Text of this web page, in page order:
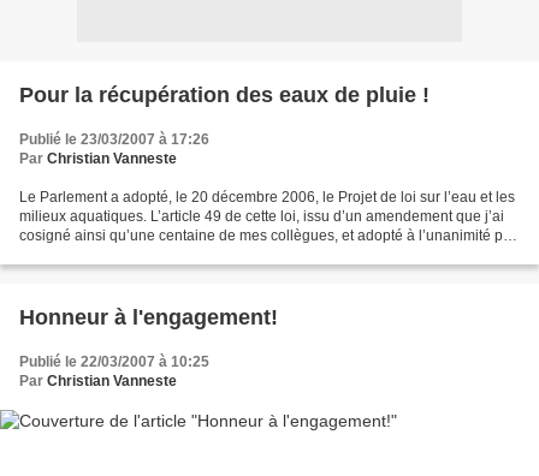
Pour la récupération des eaux de pluie !
Publié le 23/03/2007 à 17:26
Par Christian Vanneste
Le Parlement a adopté, le 20 décembre 2006, le Projet de loi sur l’eau et les
milieux aquatiques. L’article 49 de cette loi, issu d’un amendement que j’ai
cosigné ainsi qu’une centaine de mes collègues, et adopté à l’unanimité par
Honneur à l'engagement!
Publié le 22/03/2007 à 10:25
Par Christian Vanneste